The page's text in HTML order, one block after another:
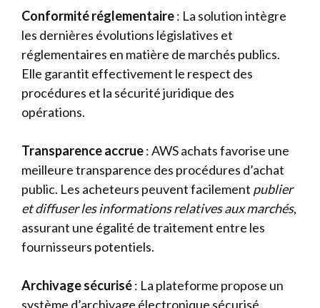
Conformité réglementaire: La solution intègre
les dernières évolutions législatives et
réglementaires en matière de marchés publics.
Elle garantit effectivement le respect des
procédures et la sécurité juridique des
opérations.
Transparence accrue: AWS achats favorise une
meilleure transparence des procédures d’achat
public. Les acheteurs peuvent facilement publier
et diffuser les informations relatives aux marchés,
assurant une égalité de traitement entre les
fournisseurs potentiels.
Archivage sécurisé: La plateforme propose un
système d’archivage électronique sécurisé,